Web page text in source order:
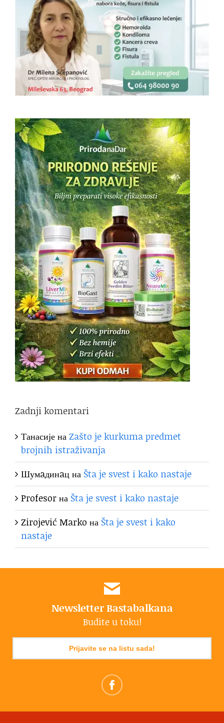
Zadnji komentari
ТанасијенаZašto je kurkuma predmet
brojnih istraživanja
Шумaдинaцна Šta je svest i kako nastaje
Profesorна Šta je svest i kako nastaje
Zirojević Marko на Šta je svest i kako
nastaje
Newsletter Bastabalkana
Budite u toku!
Prijavite se na listu sada!